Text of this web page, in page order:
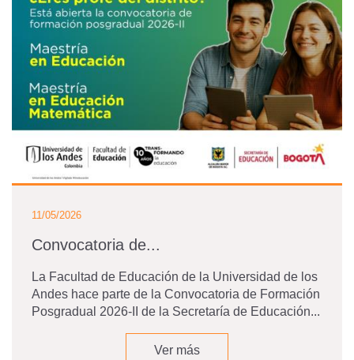
11/05/2026
Convocatoria de...
La Facultad de Educación de la Universidad de los
Andes hace parte de la Convocatoria de Formación
Posgradual 2026-II de la Secretaría de Educación...
Ver más